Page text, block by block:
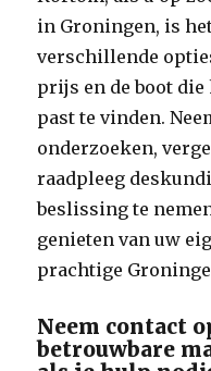
in Groningen, is
verschillende
prijs en de boot die
past te vinden.
onderzoeken,
raadpleeg
beslissing te
genieten van uw
prachtige
Neem contact
betrouwbare